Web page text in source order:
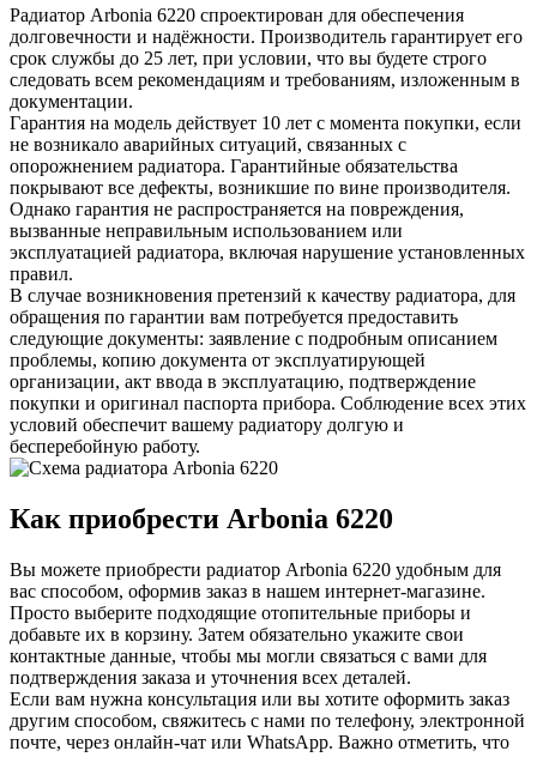
Радиатор Arbonia 6220 спроектирован для обеспечения
долговечности и надёжности. Производитель гарантирует его
срок службы до 25 лет, при условии, что вы будете строго
следовать всем рекомендациям и требованиям, изложенным в
документации.
Гарантия на модель действует 10 лет с момента покупки, если
не возникало аварийных ситуаций, связанных с
опорожнением радиатора. Гарантийные обязательства
покрывают все дефекты, возникшие по вине производителя.
Однако гарантия не распространяется на повреждения,
вызванные неправильным использованием или
эксплуатацией радиатора, включая нарушение установленных
правил.
В случае возникновения претензий к качеству радиатора, для
обращения по гарантии вам потребуется предоставить
следующие документы: заявление с подробным описанием
проблемы, копию документа от эксплуатирующей
организации, акт ввода в эксплуатацию, подтверждение
покупки и оригинал паспорта прибора. Соблюдение всех этих
условий обеспечит вашему радиатору долгую и
бесперебойную работу.
Как приобрести Arbonia 6220
Вы можете приобрести радиатор Arbonia 6220 удобным для
вас способом, оформив заказ в нашем интернет-магазине.
Просто выберите подходящие отопительные приборы и
добавьте их в корзину. Затем обязательно укажите свои
контактные данные, чтобы мы могли связаться с вами для
подтверждения заказа и уточнения всех деталей.
Если вам нужна консультация или вы хотите оформить заказ
другим способом, свяжитесь с нами по телефону, электронной
почте, через онлайн-чат или WhatsApp. Важно отметить, что